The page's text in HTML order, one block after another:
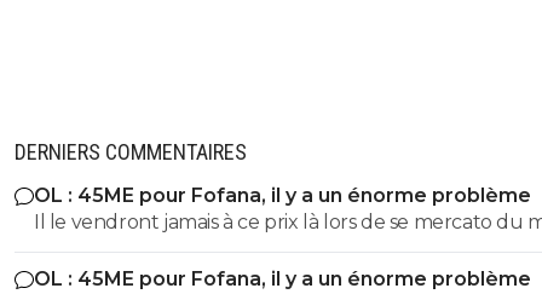
DERNIERS COMMENTAIRES
OL : 45ME pour Fofana, il y a un énorme problème
Il le vendront jamais à ce prix là lors de se mercato du
OL : 45ME pour Fofana, il y a un énorme problème